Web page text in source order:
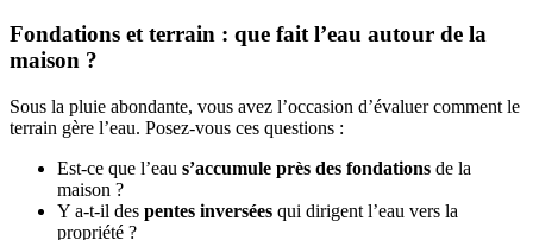
Fondations et terrain : que fait l’eau autour de la
maison ?
Sous la pluie abondante, vous avez l’occasion d’évaluer comment le
terrain gère l’eau. Posez-vous ces questions :
Est-ce que l’eau s’accumule près des fondations de la
maison ?
Y a-t-il des pentes inversées qui dirigent l’eau vers la
propriété ?